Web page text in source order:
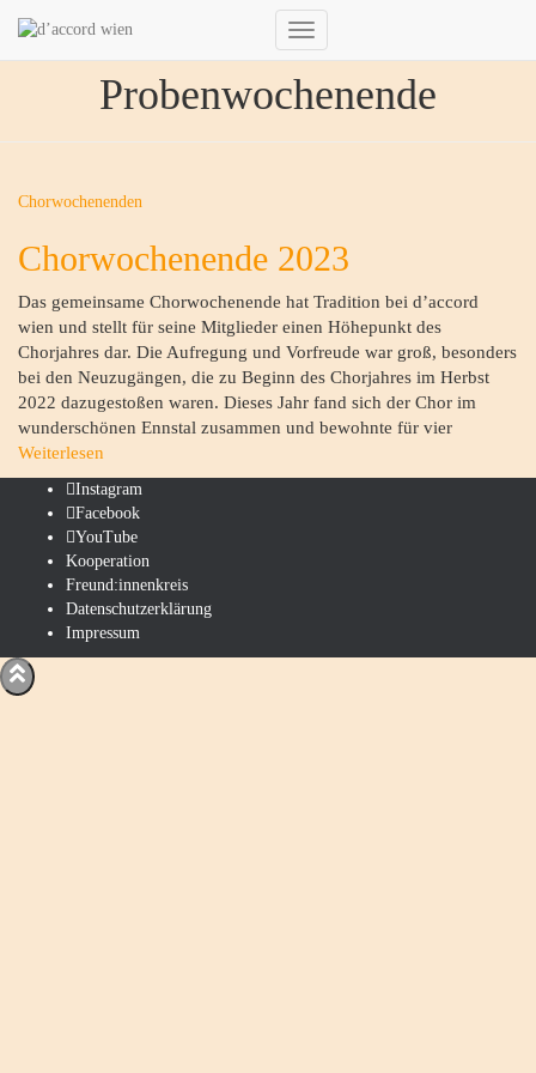
Navigation
Probenwochenende
Chorwochenenden
Chorwochenende 2023
Das gemeinsame Chorwochenende hat Tradition bei d’accord
wien und stellt für seine Mitglieder einen Höhepunkt des
Chorjahres dar. Die Aufregung und Vorfreude war groß, besonders
bei den Neuzugängen, die zu Beginn des Chorjahres im Herbst
2022 dazugestoßen waren. Dieses Jahr fand sich der Chor im
wunderschönen Ennstal zusammen und bewohnte für vier
Weiterlesen
Instagram
Facebook
YouTube
Kooperation
Freund:innenkreis
Datenschutzerklärung
Impressum